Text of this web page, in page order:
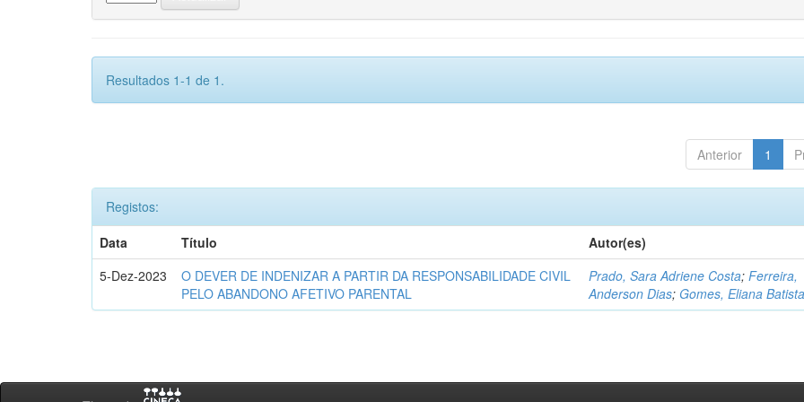
Resultados 1-1 de 1.
Anterior 1
Registos:
Data
Título
Autor(es)
5-Dez-2023
O DEVER DE INDENIZAR A PARTIR DA RESPONSABILIDADE CIVIL
PELO ABANDONO AFETIVO PARENTAL
Prado, Sara Adriene Costa;Ferreira,
Anderson Dias; Gomes, Eliana Batista